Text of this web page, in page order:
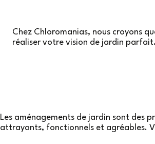
Chez Chloromanias, nous croyons
réaliser votre vision de jardin
Les aménagements de jardin sont des
attrayants, fonctionnels et agréables.